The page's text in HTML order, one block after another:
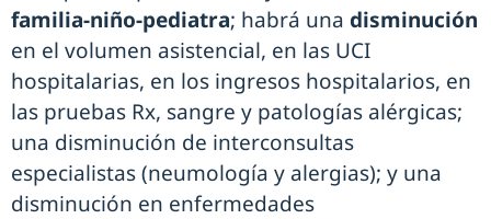
familia-niño-pediatra; habrá una disminución
en el volumen asistencial, en las UCI
hospitalarias, en los ingresos hospitalarios, en
las pruebas Rx, sangre y patologías alérgicas;
una disminución de interconsultas
especialistas (neumología y alergias); y una
disminución en enfermedades